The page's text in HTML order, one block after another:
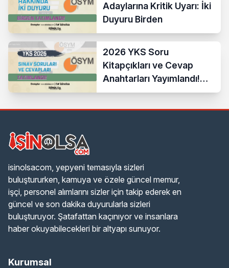
Adaylarına Kritik Uyarı: İki
Duyuru Birden
2026 YKS Soru
Kitapçıkları ve Cevap
Anahtarları Yayımlandı!
ÖSYM Erişime Açtı
isinolsacom, yepyeni temasıyla sizleri
buluştururken, kamuya ve özele güncel memur,
işçi, personel alımlarını sizler için takip ederek en
güncel ve son dakika duyurularla sizleri
buluşturuyor. Şatafattan kaçınıyor ve insanlara
haber okuyabilecekleri bir altyapı sunuyor.
Kurumsal